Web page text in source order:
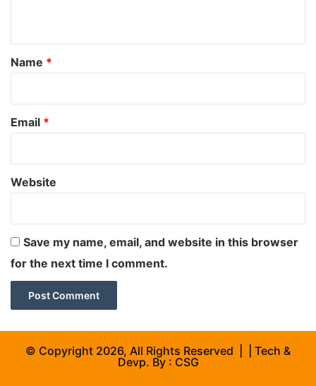
*
Name *
Email *
Website
Save my name, email, and website in this browser
for the next time I comment.
© Copyright 2026, All Rights Reserved | | Tech &
Devp. By : CSG